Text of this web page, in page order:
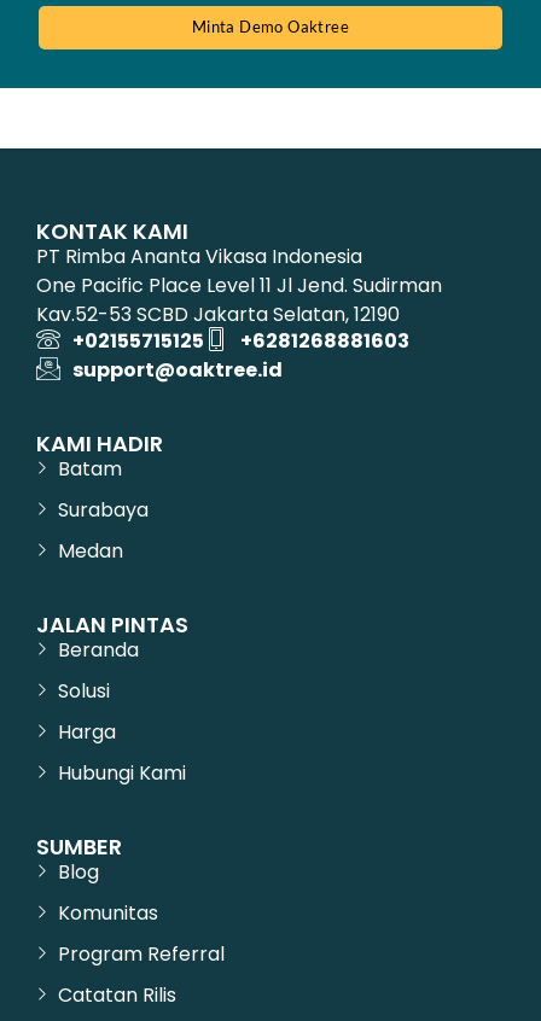
Minta Demo Oaktree
KONTAK KAMI
PT Rimba Ananta Vikasa Indonesia
One Pacific Place Level 11 Jl Jend. Sudirman
Kav.52-53 SCBD Jakarta Selatan, 12190
+02155715125
+6281268881603
support@oaktree.id
KAMI HADIR
Batam
Surabaya
Medan
JALAN PINTAS
Beranda
Solusi
Harga
Hubungi Kami
SUMBER
Blog
Komunitas
Program Referral
Catatan Rilis